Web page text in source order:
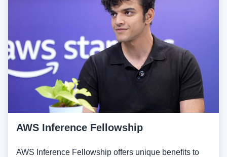
AWS Inference Fellowship
AWS Inference Fellowship offers unique benefits to